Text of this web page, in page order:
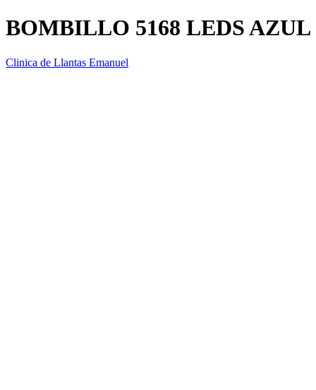
BOMBILLO 5168 LEDS AZUL
Clinica de Llantas Emanuel